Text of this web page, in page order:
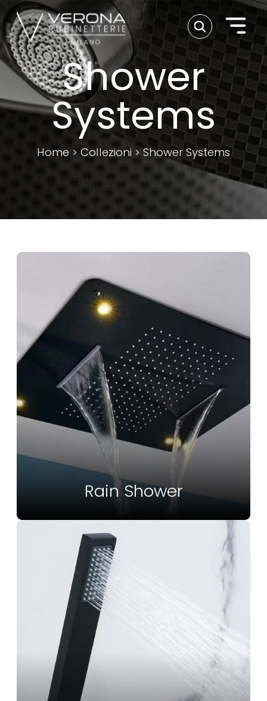
Shower
Systems
Home >Collezioni >Shower Systems
Rain Shower
Vedi Altro
Rain Shower
Hand Shower
Vedi Altro